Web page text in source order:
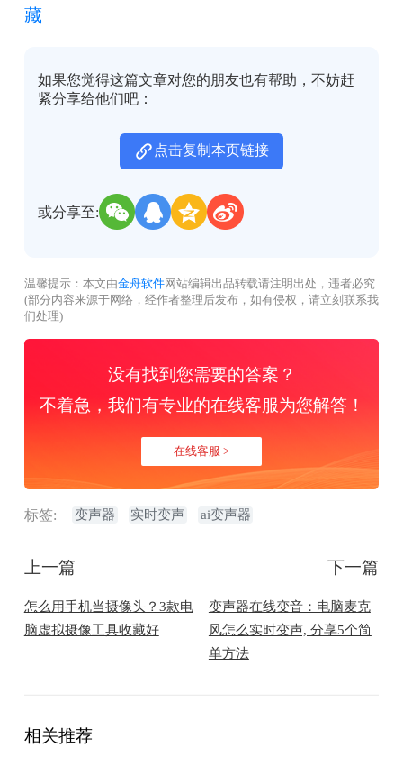
藏
如果您觉得这篇文章对您的朋友也有帮助，不妨赶
紧分享给他们吧：
点击复制本页链接
或分享至:
温馨提示：本文由金舟软件网站编辑出品转载请注明出处，违者必究
(部分内容来源于网络，经作者整理后发布，如有侵权，请立刻联系我
们处理)
没有找到您需要的答案？
不着急，我们有专业的在线客服为您解答！
在线客服 >
标签: 变声器 实时变声 ai变声器
上一篇
怎么用手机当摄像头？3款电
脑虚拟摄像工具收藏好
下一篇
变声器在线变音：电脑麦克
风怎么实时变声, 分享5个简
单方法
相关推荐